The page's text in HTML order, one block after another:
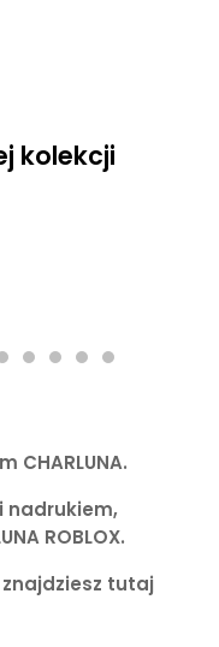
kolekcji
CHARLUNA.
nadrukiem,
ROBLOX.
tutaj